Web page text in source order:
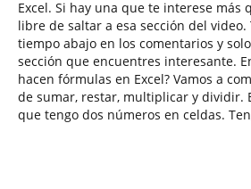
Excel. Si hay una que te interese más
libre de saltar a esa sección del video.
tiempo abajo en los comentarios y
sección que encuentres interesante.
hacen fórmulas en Excel? Vamos a
de sumar, restar, multiplicar y dividir.
que tengo dos números en celdas.